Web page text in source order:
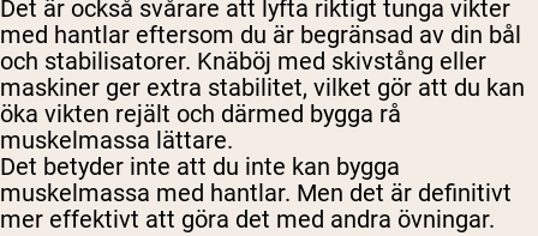
Det är också svårare att lyfta riktigt tunga vikter
med hantlar eftersom du är begränsad av din bål
och stabilisatorer. Knäböj med skivstång eller
maskiner ger extra stabilitet, vilket gör att du kan
öka vikten rejält och därmed bygga rå
muskelmassa lättare.
Det betyder inte att du inte kan bygga
muskelmassa med hantlar. Men det är definitivt
mer effektivt att göra det med andra övningar.